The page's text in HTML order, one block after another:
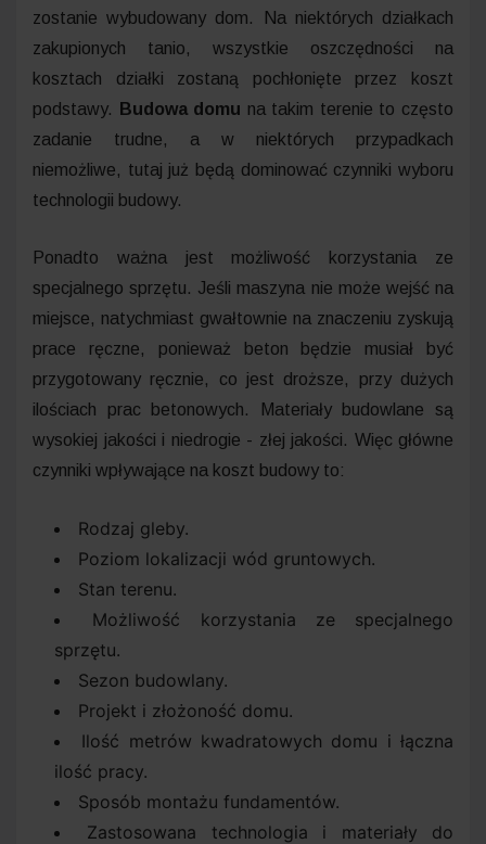
zostanie wybudowany dom. Na niektórych działkach
zakupionych tanio, wszystkie oszczędności na
kosztach działki zostaną pochłonięte przez koszt
podstawy.
Budowa domu na takim terenie to często
zadanie trudne, a w niektórych przypadkach
niemożliwe, tutaj już będą dominować czynniki wyboru
technologii budowy.
Ponadto ważna jest możliwość korzystania ze
specjalnego sprzętu. Jeśli maszyna nie może wejść na
miejsce, natychmiast gwałtownie na znaczeniu zyskują
prace ręczne, ponieważ beton będzie musiał być
przygotowany ręcznie, co jest droższe, przy dużych
ilościach prac betonowych. Materiały budowlane są
wysokiej jakości i niedrogie - złej jakości. Więc główne
czynniki wpływające na koszt budowy to:
Rodzaj gleby.
Poziom lokalizacji wód gruntowych.
Stan terenu.
Możliwość korzystania ze specjalnego
sprzętu.
Sezon budowlany.
Projekt i złożoność domu.
Ilość metrów kwadratowych domu i łączna
ilość pracy.
Sposób montażu fundamentów.
Zastosowana technologia i materiały do